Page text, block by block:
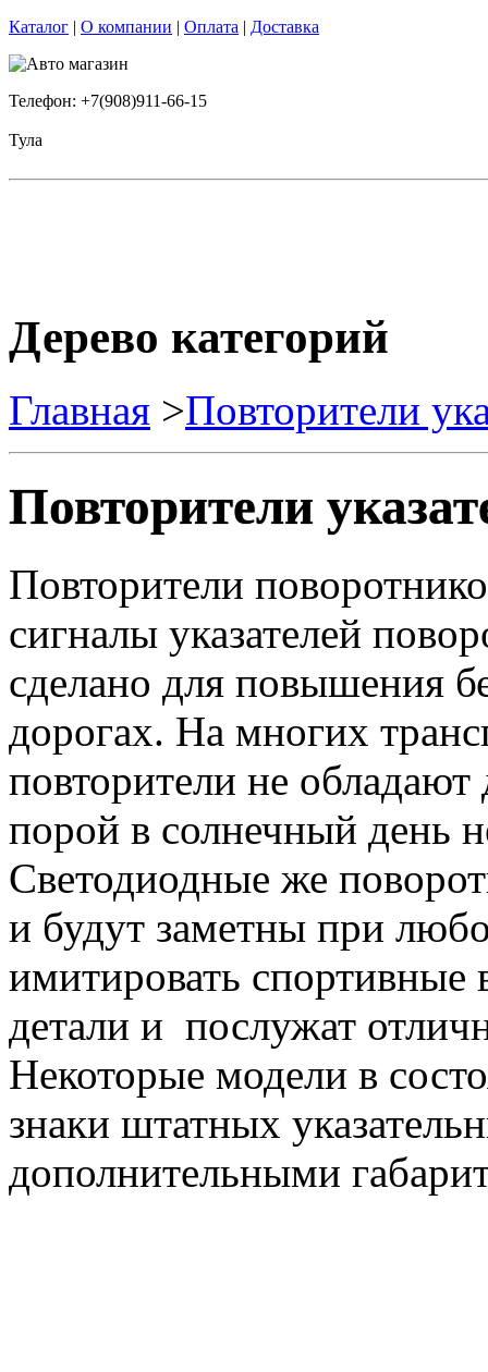
Каталог | О компании | Оплата | Доставка
Телефон: +7(908)911-66-15
Тула
Дерево категорий
Главная >Повторители
Повторители
Повторители
сигналы указателей
сделано для повышения
дорогах. На многих
повторители не
порой в солнечный день
Светодиодные же
и будут заметны при
имитировать спортивные
детали и послужат
Некоторые модели в
знаки штатных
дополнительными